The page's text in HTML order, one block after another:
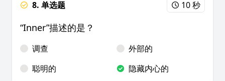
8. 单选题 10 秒
“Inner”描述的是？
调查
外部的
聪明的
隐藏内心的